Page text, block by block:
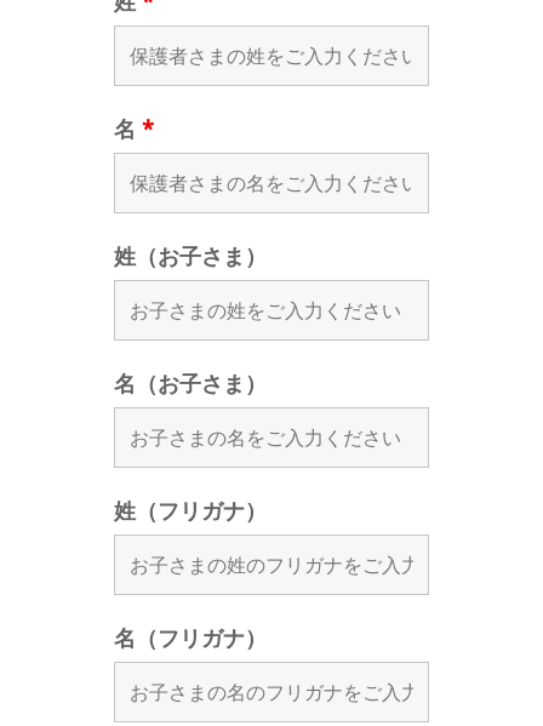
名 *
姓（お子さま）
名（お子さま）
姓（フリガナ）
名（フリガナ）